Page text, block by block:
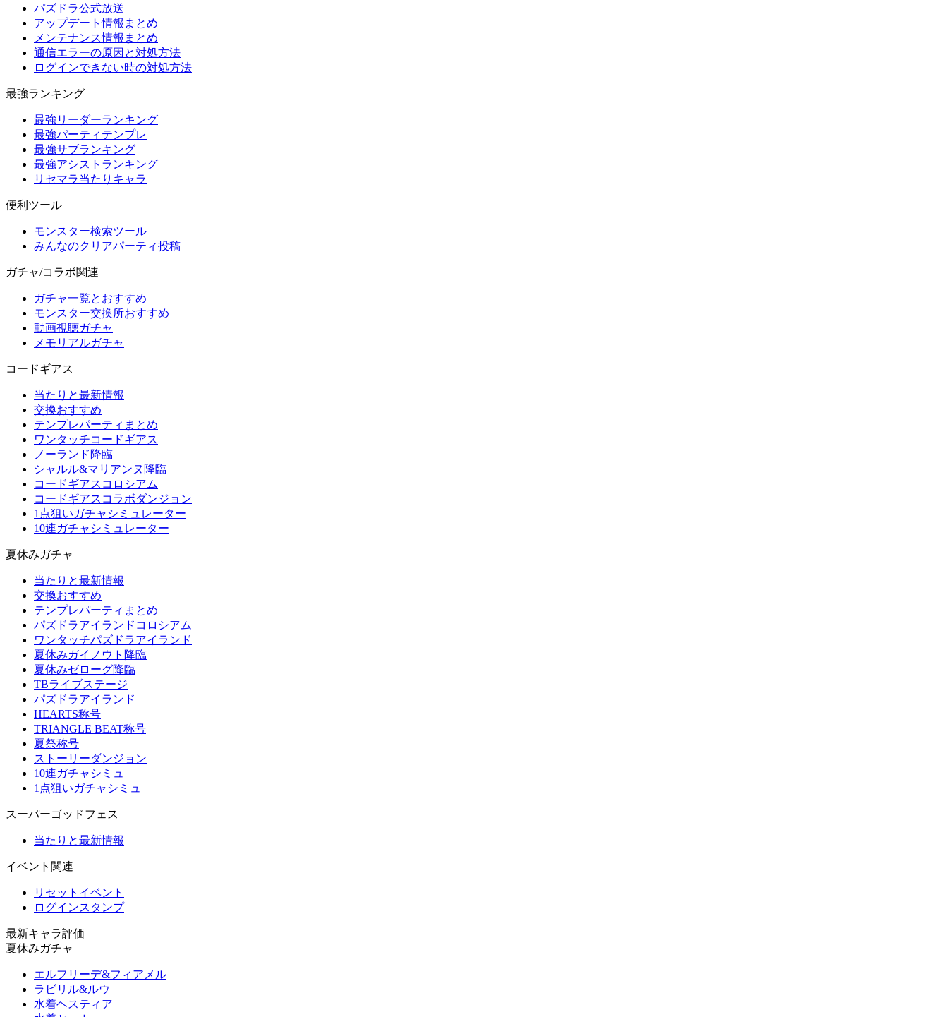
パズドラ公式放送
アップデート情報まとめ
メンテナンス情報まとめ
通信エラーの原因と対処方法
ログインできない時の対処方法
最強ランキング
最強リーダーランキング
最強パーティテンプレ
最強サブランキング
最強アシストランキング
リセマラ当たりキャラ
便利ツール
モンスター検索ツール
みんなのクリアパーティ投稿
ガチャ/コラボ関連
ガチャ一覧とおすすめ
モンスター交換所おすすめ
動画視聴ガチャ
メモリアルガチャ
コードギアス
当たりと最新情報
交換おすすめ
テンプレパーティまとめ
ワンタッチコードギアス
ノーランド降臨
シャルル&マリアンヌ降臨
コードギアスコロシアム
コードギアスコラボダンジョン
1点狙いガチャシミュレーター
10連ガチャシミュレーター
夏休みガチャ
当たりと最新情報
交換おすすめ
テンプレパーティまとめ
パズドラアイランドコロシアム
ワンタッチパズドラアイランド
夏休みガイノウト降臨
夏休みゼローグ降臨
TBライブステージ
パズドラアイランド
HEARTS称号
TRIANGLE BEAT称号
夏祭称号
ストーリーダンジョン
10連ガチャシミュ
1点狙いガチャシミュ
スーパーゴッドフェス
当たりと最新情報
イベント関連
リセットイベント
ログインスタンプ
最新キャラ評価
夏休みガチャ
エルフリーデ&フィアメル
ラビリル&ルウ
水着ヘスティア